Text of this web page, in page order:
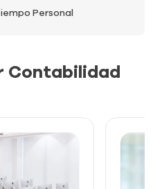
Personal
Contabilidad